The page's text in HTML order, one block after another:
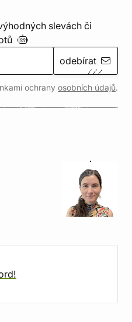
slevách či
odebírat
ochrany osobních údajů.